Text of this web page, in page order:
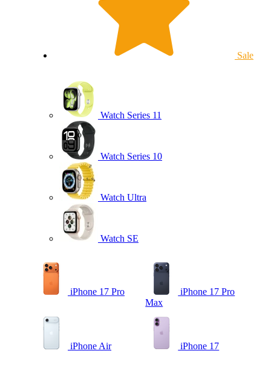
Sale
Watch Series 11
Watch Series 10
Watch Ultra
Watch SE
iPhone 17 Pro
iPhone 17 Pro
Max
iPhone Air iPhone 17